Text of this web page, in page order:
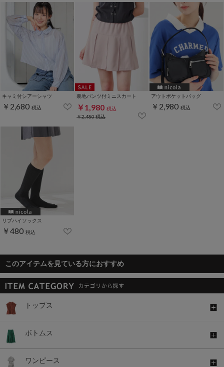
キャミ付シアーシャツ
￥2,680 税込
裏地パンツ付ミニスカート
￥1,980 税込
￥2,480税込
アウトポケットバッグ
￥2,980 税込
リブハイソックス
￥480 税込
このアイテムを見ている方におすすめ
トップス
ボトムス
ワンピース